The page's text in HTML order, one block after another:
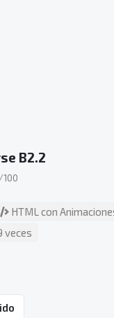
B2.2
HTML con
veces